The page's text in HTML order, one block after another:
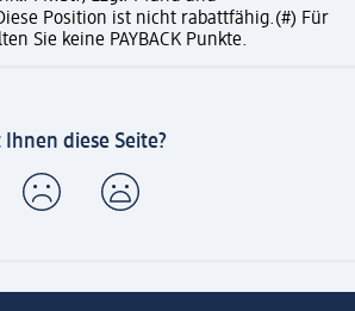
Position ist nicht rabattfähig.(#) Für
Sie keine PAYBACK Punkte.
diese Seite?